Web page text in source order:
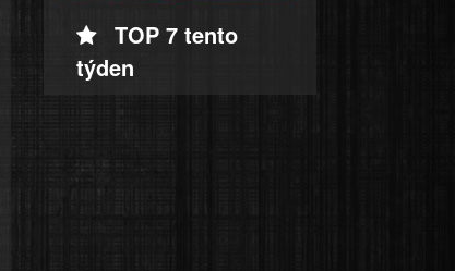
TOP 7 tento
týden